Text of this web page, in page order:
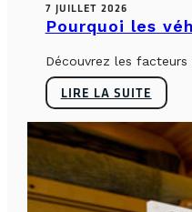
7 JUILLET 2026
Pourquoi les
Découvrez les
LIRE LA SUITE